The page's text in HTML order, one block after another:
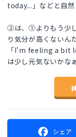
today...」などと自然
②は、①よりもう少
り気分が高くないん
「I'm feeling a bit
は少し元気ないかな
シェア